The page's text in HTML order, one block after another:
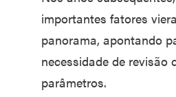
importantes fatores
panorama, apontando
necessidade de revisão
parâmetros.